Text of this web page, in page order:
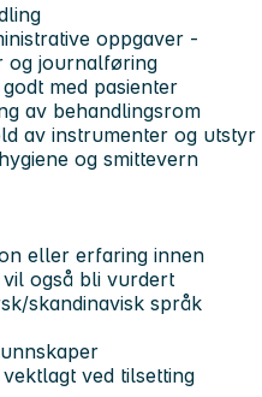
oppgaver -
og journalføring
med pasienter
av behandlingsrom
av instrumenter og utstyr
og smittevern
eller erfaring innen
også bli vurdert
skandinavisk språk
ved tilsetting